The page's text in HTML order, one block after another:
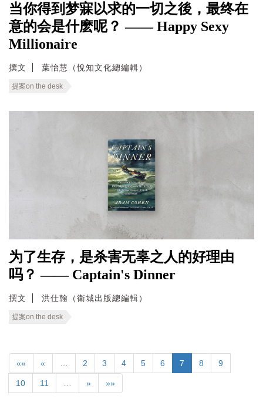
当你得到梦寐以求的一切之後，最终在
意的会是什麽呢？ —— Happy Sexy
Millionaire
撰文 葉怡慧（悅知文化總編輯）
提案on the desk
为了生存，是杀害无辜之人的好理由
吗？ —— Captain's Dinner
撰文 洪仕翰（衛城出版總編輯）
提案on the desk
«« « 2 3 4 5 6 7 8 9
10 11 » »»